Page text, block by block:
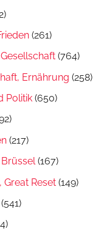
(261)
(764)
Ernährung (258)
Politik (650)
(217)
(167)
Great Reset (149)
(541)